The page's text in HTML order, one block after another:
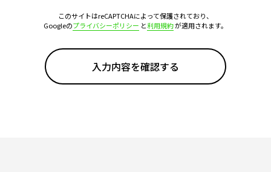
このサイトはreCAPTCHAによって保護されており、
Googleのプライバシーポリシー と利用規約が適用されます。